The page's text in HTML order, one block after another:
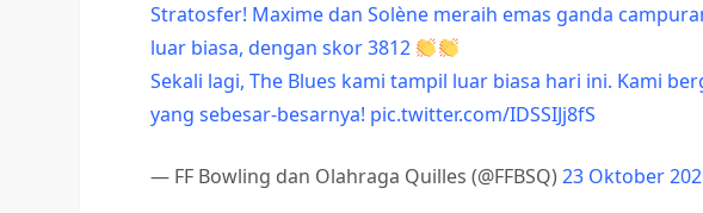
Stratosfer! Maxime dan Solène meraih emas ganda
luar biasa, dengan skor 3812
Sekali lagi, The Blues kami tampil luar biasa hari ini. Kami
yang sebesar-besarnya! pic.twitter.com/IDSSIJj8fS
— FF Bowling dan Olahraga Quilles (@FFBSQ)23 Oktober